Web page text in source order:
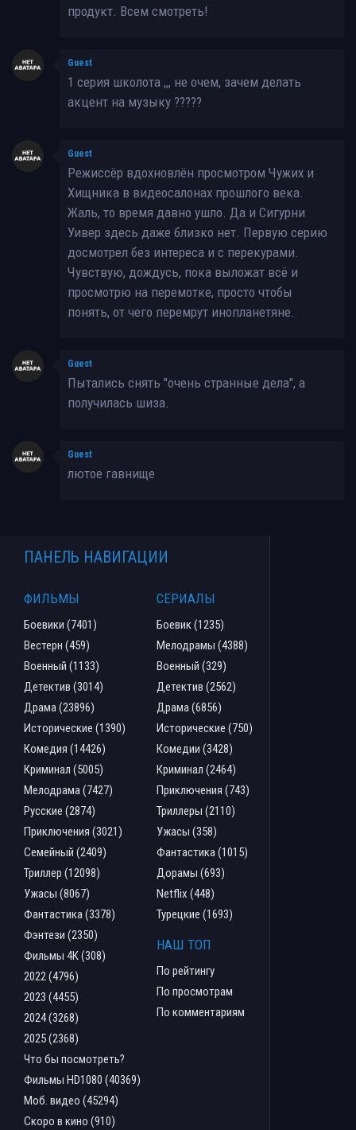
продукт. Всем смотреть!
Guest
1 серия школота ,,, не очем, зачем делать
акцент на музыку ?????
Guest
Режиссёр вдохновлён просмотром Чужих и
Хищника в видеосалонах прошлого века.
Жаль, то время давно ушло. Да и Сигурни
Уивер здесь даже близко нет. Первую серию
досмотрел без интереса и с перекурами.
Чувствую, дождусь, пока выложат всё и
просмотрю на перемотке, просто чтобы
понять, от чего перемрут инопланетяне.
Guest
Пытались снять "очень странные дела", а
получилась шиза.
Guest
лютое гавнище
ПАНЕЛЬ НАВИГАЦИИ
ФИЛЬМЫ
Боевики (7401)
Вестерн (459)
Военный (1133)
Детектив (3014)
Драма (23896)
Исторические (1390)
Комедия (14426)
Криминал (5005)
Мелодрама (7427)
Русские (2874)
Приключения (3021)
Семейный (2409)
Триллер (12098)
Ужасы (8067)
Фантастика (3378)
Фэнтези (2350)
Фильмы 4К (308)
2022 (4796)
2023 (4455)
2024 (3268)
2025 (2368)
Что бы посмотреть?
Фильмы HD1080 (40369)
Моб. видео (45294)
Скоро в кино (910)
СЕРИАЛЫ
Боевик (1235)
Мелодрамы (4388)
Военный (329)
Детектив (2562)
Драма (6856)
Исторические (750)
Комедии (3428)
Криминал (2464)
Приключения (743)
Триллеры (2110)
Ужасы (358)
Фантастика (1015)
Дорамы (693)
Netflix (448)
Турецкие (1693)
НАШ ТОП
По рейтингу
По просмотрам
По комментариям